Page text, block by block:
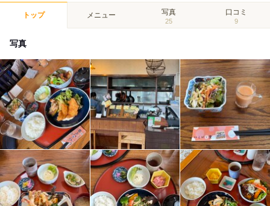
トップ メニュー 写真
25
口コミ
9
写真